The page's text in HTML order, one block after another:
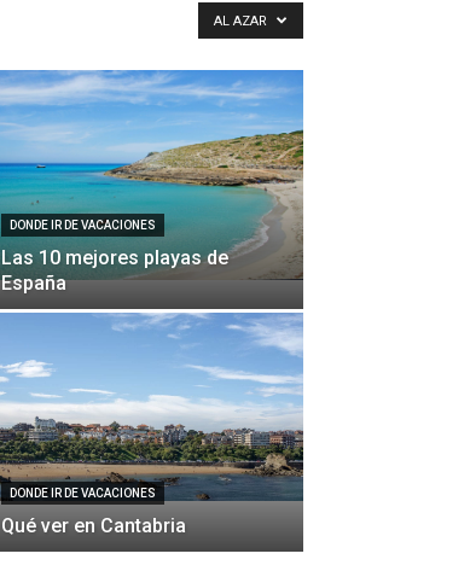
AL AZAR
DONDE IR DE VACACIONES
Las 10 mejores playas de
España
DONDE IR DE VACACIONES
Qué ver en Cantabria